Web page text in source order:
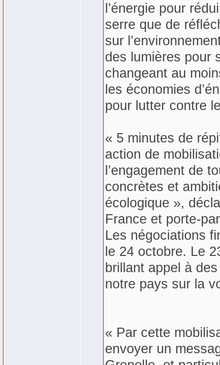
l’énergie pour
serre que de
sur
des lumières pour
changeant au
les économies
pour lutter contre
« 5 minutes de
action de
l’engagement de
concrètes et
écologique »,
France et porte-
Les négociations
le 24 octobre. Le
brillant appel à
notre pays sur la
« Par cette
envoyer un